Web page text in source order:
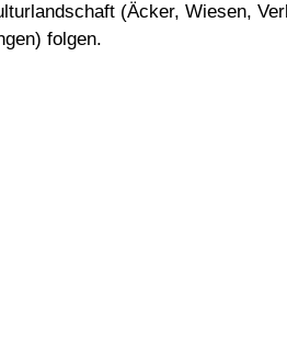
(Äcker, Wiesen,
folgen.